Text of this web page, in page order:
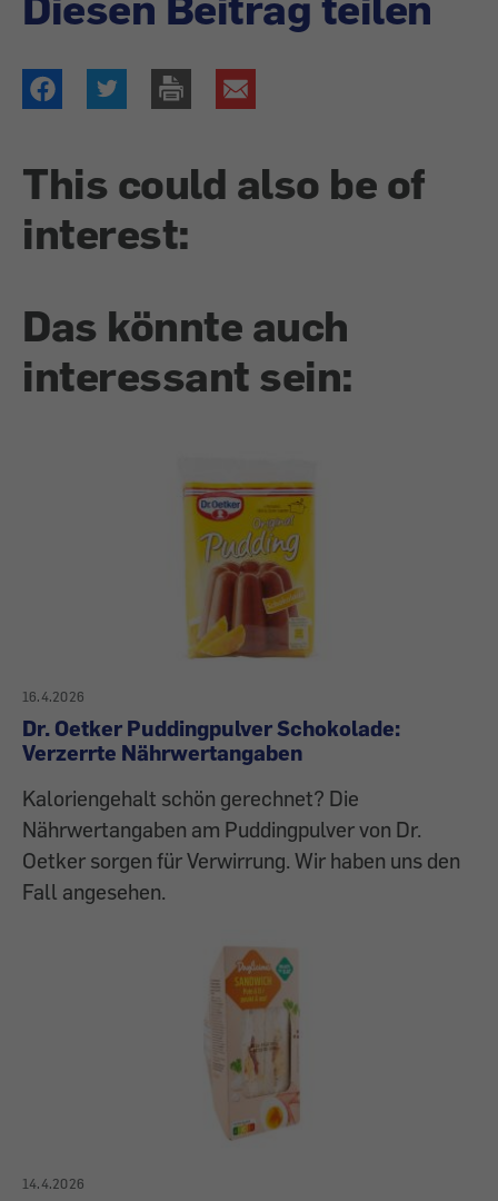
This could also be of
interest:
Das könnte auch
interessant sein:
16.4.2026
Dr. Oetker Puddingpulver Schokolade:
Verzerrte Nährwertangaben
Kaloriengehalt schön gerechnet? Die
Nährwertangaben am Puddingpulver von Dr.
Oetker sorgen für Verwirrung. Wir haben uns den
Fall angesehen.
14.4.2026